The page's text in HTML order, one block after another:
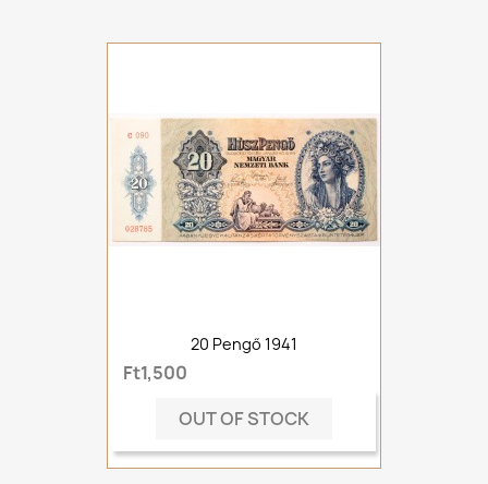
20 Pengő 1941
Ft1,500
OUT OF STOCK